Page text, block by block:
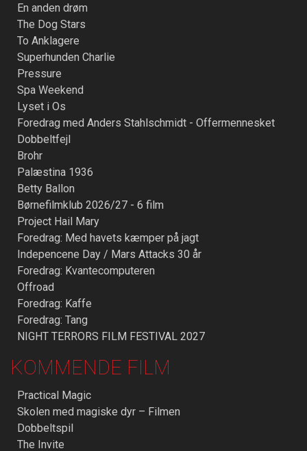
En anden drøm
The Dog Stars
To Anklagere
Superhunden Charlie
Pressure
Spa Weekend
Lyset i Os
Foredrag med Anders Stahlschmidt - Offermennesket
Dobbeltfejl
Brohr
Palæstina 1936
Betty Ballon
Børnefilmklub 2026/27 - 6 film
Project Hail Mary
Foredrag: Med havets kæmper på jagt
Indepencene Day / Mars Attacks 30 år
Foredrag: Kvantecomputeren
Offroad
Foredrag: Kaffe
Foredrag: Tang
NIGHT TERRORS FILM FESTIVAL 2027
KOMMENDE FILM
Practical Magic
Skolen med magiske dyr – Filmen
Dobbeltspil
The Invite